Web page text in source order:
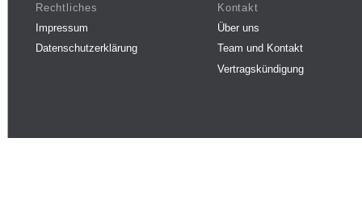
Rechtliches
Impressum
Datenschutzerklärung
Kontakt
Über uns
Team und Kontakt
Vertragskündigung